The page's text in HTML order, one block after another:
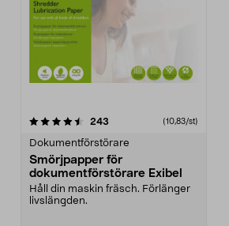
243 (10,83/st)
Dokumentförstörare
Smörjpapper för
dokumentförstörare Exibel
Håll din maskin fräsch. Förlänger
livslängden.